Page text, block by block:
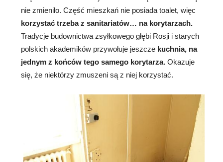
nie zmieniło. Część mieszkań nie posiada toalet, więc
korzystać trzeba z sanitariatów… na korytarzach.
Tradycje budownictwa zsyłkowego głębi Rosji i starych
polskich akademików przywołuje jeszcze kuchnia, na
jednym z końców tego samego korytarza. Okazuje
się, że niektórzy zmuszeni są z niej korzystać.